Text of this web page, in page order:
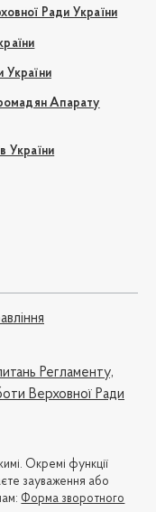
Ради України
України
Апарату
України
Регламенту,
Верховної Ради
Окремі функції
зауваження або
Форма зворотного